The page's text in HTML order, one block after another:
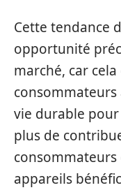
Cette tendance
opportunité
marché, car
consommateurs
vie durable
plus de
appareils